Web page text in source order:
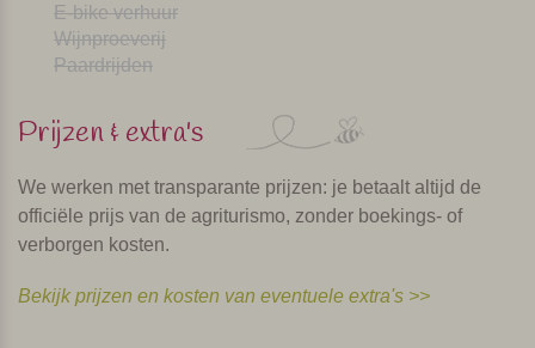
E-bike verhuur
Wijnproeverij
Paardrijden
Prijzen & extra's
We werken met transparante prijzen: je betaalt altijd de
officiële prijs van de agriturismo, zonder boekings- of
verborgen kosten.
Bekijk prijzen en kosten van eventuele extra's >>